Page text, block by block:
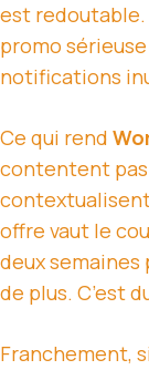
est redoutable.
promo
notifications
Ce qui rend
contentent
offre vaut le
deux
de plus. C’est
Franchement,